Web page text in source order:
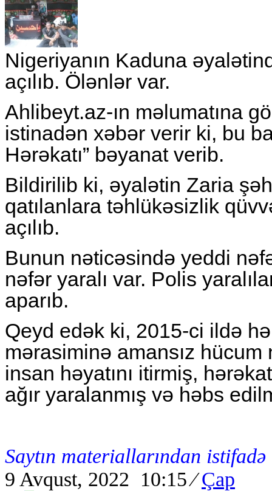
Nigeriyanın Kaduna
açılıb. Ölənlər var.
Ahlibeyt.az-ın məlumatına
istinadən xəbər verir ki, bu
Hərəkatı” bəyanat verib.
Bildirilib ki, əyalətin Zaria
qatılanlara təhlükəsizlik
açılıb.
Bunun nəticəsində yeddi
nəfər yaralı var. Polis
aparıb.
Qeyd edək ki, 2015-ci ildə
mərasiminə amansız
insan həyatını itirmiş,
ağır yaralanmış və həbs
Saytın materiallarından
9 Avqust, 2022 10:15⁄ Çap